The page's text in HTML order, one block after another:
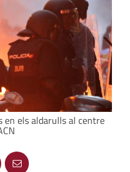
en els aldarulls al centre